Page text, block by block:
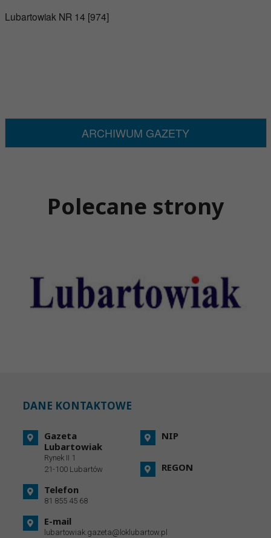
Lubartowiak NR 14 [974]
ARCHIWUM GAZETY
Polecane strony
DANE KONTAKTOWE
Gazeta
Lubartowiak
Rynek II 1
21-100 Lubartów
Telefon
81 855 45 68
E-mail
lubartowiak.gazeta@loklubartow.pl
NIP
REGON